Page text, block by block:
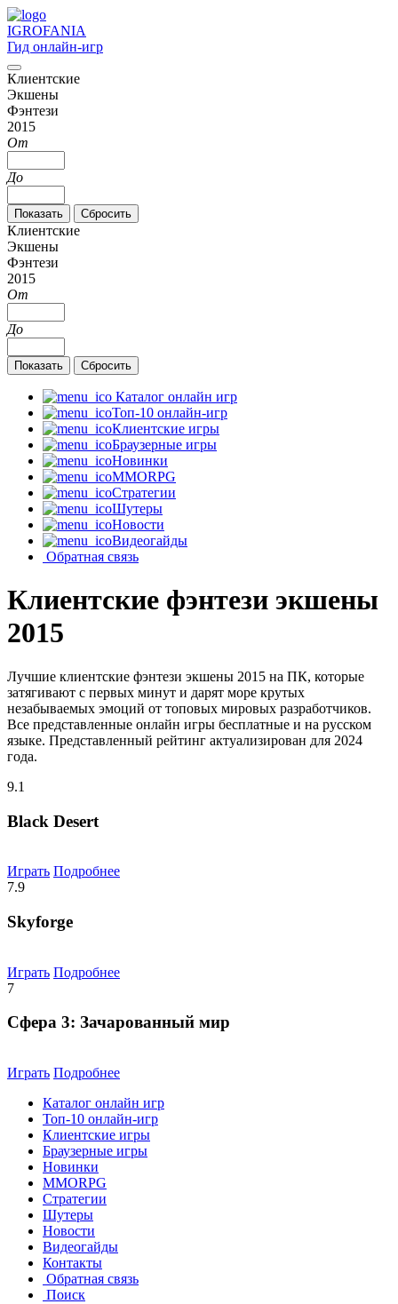
IGROFANIA
Гид онлайн-игр
Клиентские
Экшены
Фэнтези
2015
От
До
Клиентские
Экшены
Фэнтези
2015
От
До
Каталог онлайн игр
Топ-10 онлайн-игр
Клиентские игры
Браузерные игры
Новинки
MMORPG
Стратегии
Шутеры
Новости
Видеогайды
Обратная связь
Клиентские фэнтези экшены
2015
Лучшие клиентские фэнтези экшены 2015 на ПК, которые
затягивают с первых минут и дарят море крутых
незабываемых эмоций от топовых мировых разработчиков.
Все представленные онлайн игры бесплатные и на русском
языке. Представленный рейтинг актуализирован для 2024
года.
9.1
Black Desert
Играть Подробнее
7.9
Skyforge
Играть Подробнее
7
Сфера 3: Зачарованный мир
Играть Подробнее
Каталог онлайн игр
Топ-10 онлайн-игр
Клиентские игры
Браузерные игры
Новинки
MMORPG
Стратегии
Шутеры
Новости
Видеогайды
Контакты
Обратная связь
Поиск